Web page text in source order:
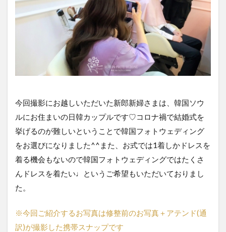
今回撮影にお越しいただいた新郎新婦さまは、韓国ソウ
ルにお住まいの日韓カップルです♡コロナ禍で結婚式を
挙げるのが難しいということで韓国フォトウェディング
をお選びになりました^^また、お式では1着しかドレスを
着る機会もないので韓国フォトウェディングではたくさ
んドレスを着たい♩というご希望もいただいておりまし
た。
※今回ご紹介するお写真は修整前のお写真＋アテンド(通
訳)が撮影した携帯スナップです